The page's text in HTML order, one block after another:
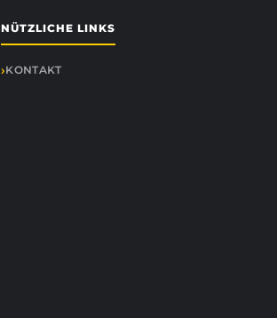
NÜTZLICHE LINKS
KONTAKT